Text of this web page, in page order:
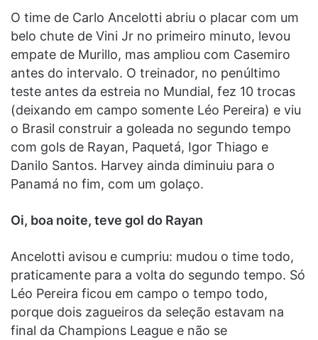
O time de Carlo Ancelotti abriu o placar com um
belo chute de Vini Jr no primeiro minuto, levou
empate de Murillo, mas ampliou com Casemiro
antes do intervalo. O treinador, no penúltimo
teste antes da estreia no Mundial, fez 10 trocas
(deixando em campo somente Léo Pereira) e viu
o Brasil construir a goleada no segundo tempo
com gols de Rayan, Paquetá, Igor Thiago e
Danilo Santos. Harvey ainda diminuiu para o
Panamá no fim, com um golaço.
Oi, boa noite, teve gol do Rayan
Ancelotti avisou e cumpriu: mudou o time todo,
praticamente para a volta do segundo tempo. Só
Léo Pereira ficou em campo o tempo todo,
porque dois zagueiros da seleção estavam na
final da Champions League e não se